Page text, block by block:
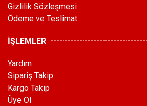
Gizlilik Sözleşmesi
Ödeme ve Teslimat
İŞLEMLER
Yardım
Sipariş Takip
Kargo Takip
Üye Ol